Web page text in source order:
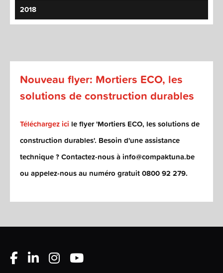
2018
Nouveau flyer: Mortiers ECO, les
solutions de construction durables
Téléchargez ici le flyer 'Mortiers ECO, les solutions de
construction durables'. Besoin d'une assistance
technique ? Contactez-nous à info@compaktuna.be
ou appelez-nous au numéro gratuit 0800 92 279.